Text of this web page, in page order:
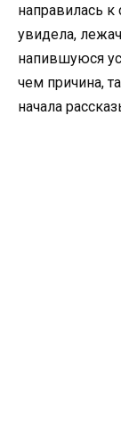
направилась к
увидела,
напившуюся
чем причина,
начала